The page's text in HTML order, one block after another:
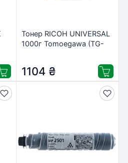
Тонер RICOH UNIVERSAL
1000г Tomoegawa (TG-
1104 ₴